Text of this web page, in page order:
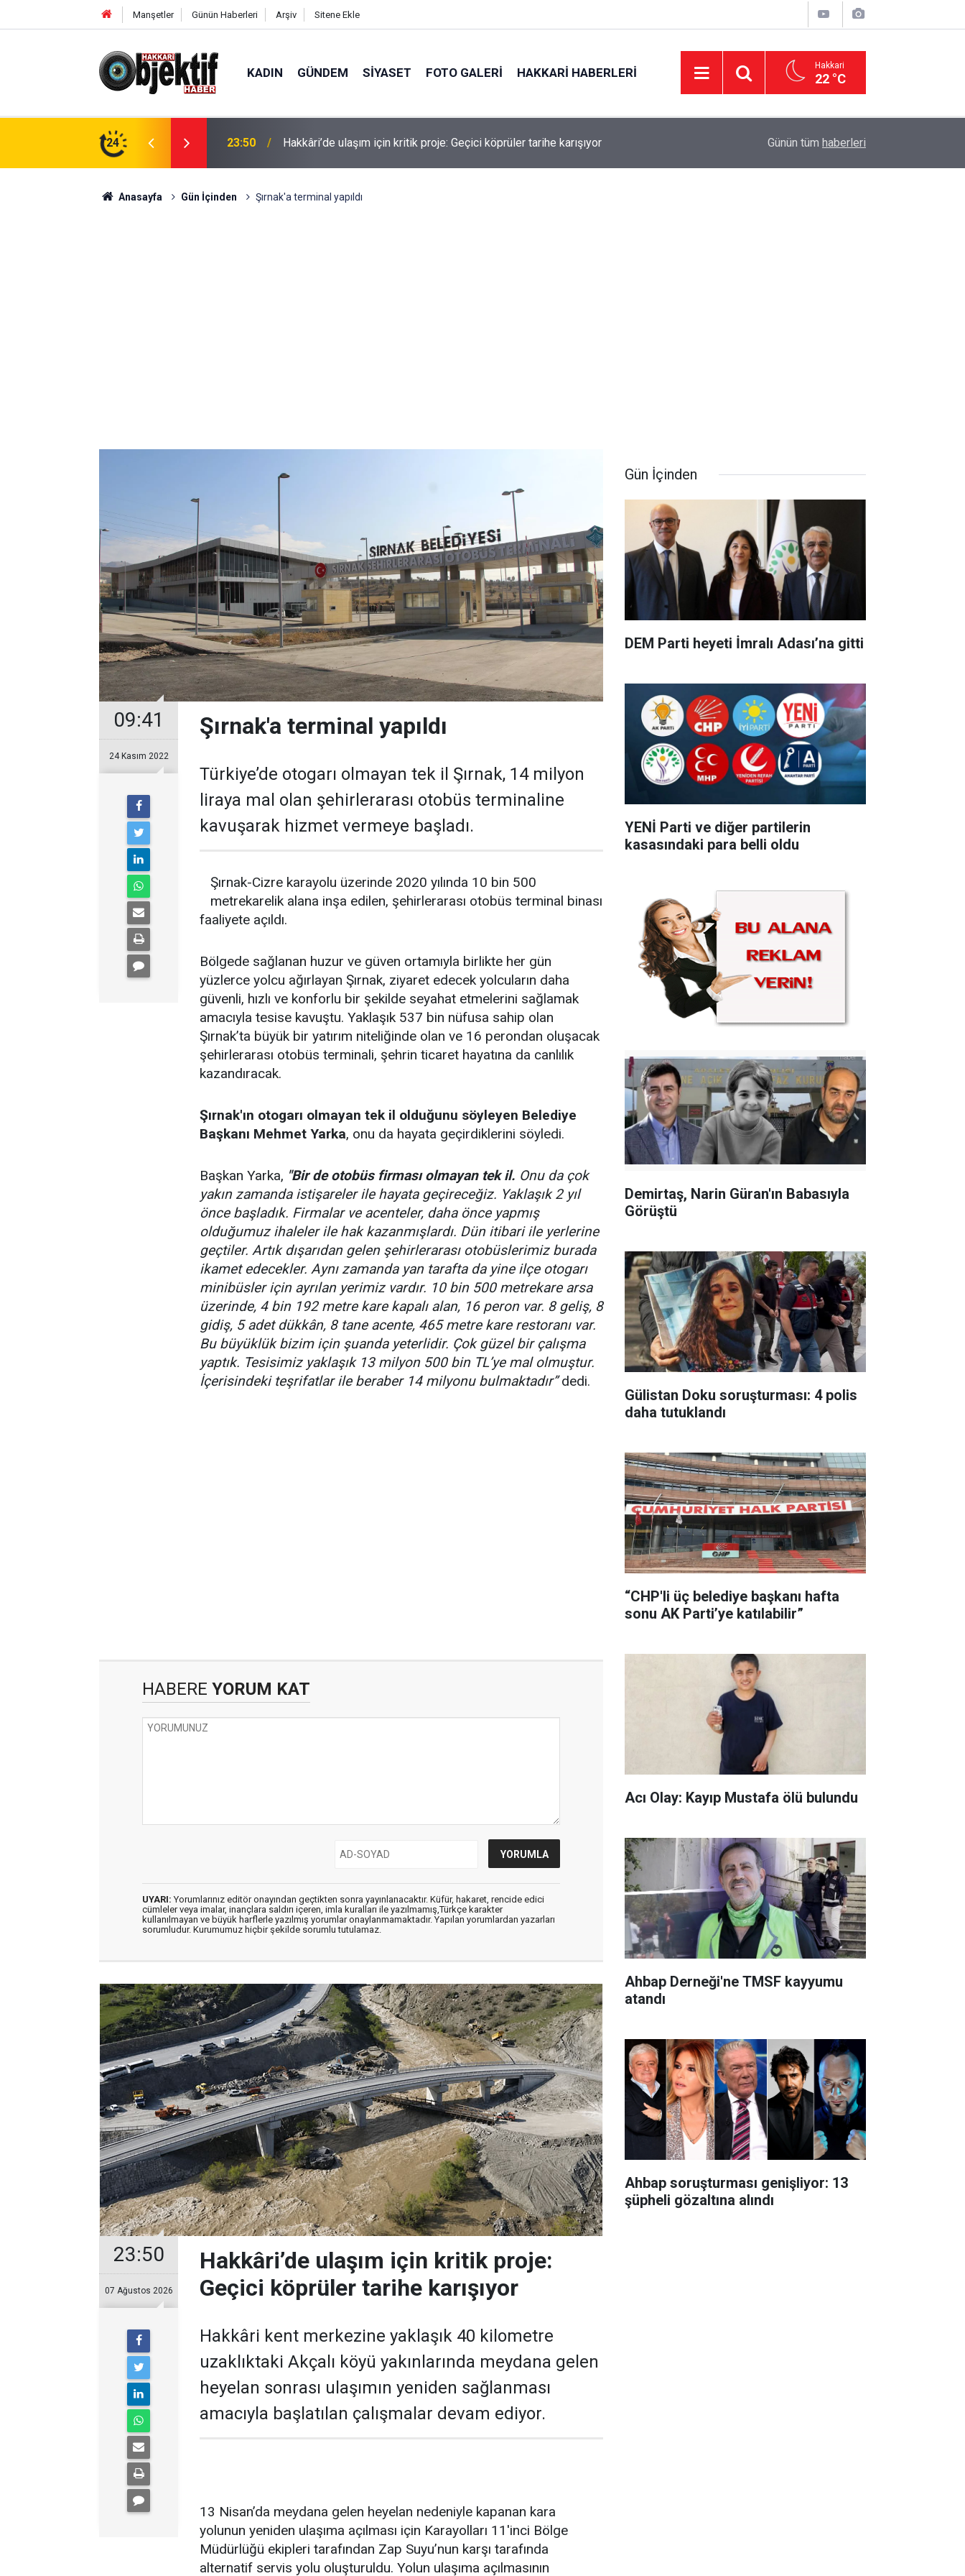
Manşetler Günün Haberleri Arşiv Sitene Ekle
KADIN GÜNDEM SIYASET FOTO GALERI HAKKARI HABERLERI Hakkari
22 °C
24
köprüler tarihe karışıyor 23:37 Hakkâri’de kaldırımlar işgal altında: Kira ödeyen esnaf patladı! Van'da silahlı kavga: 1'i ağır 6 kişi yaralandı
Günün tüm haberleri
Anasayfa Gün İçinden Şırnak'a terminal yapıldı
09:41
24 Kasım 2022
Şırnak'a terminal yapıldı
Türkiye’de otogarı olmayan tek il Şırnak, 14 milyon
liraya mal olan şehirlerarası otobüs terminaline
kavuşarak hizmet vermeye başladı.
Şırnak-Cizre karayolu üzerinde 2020 yılında 10 bin 500
metrekarelik alana inşa edilen, şehirlerarası otobüs terminal binası
faaliyete açıldı.
Bölgede sağlanan huzur ve güven ortamıyla birlikte her gün
yüzlerce yolcu ağırlayan Şırnak, ziyaret edecek yolcuların daha
güvenli, hızlı ve konforlu bir şekilde seyahat etmelerini sağlamak
amacıyla tesise kavuştu. Yaklaşık 537 bin nüfusa sahip olan
Şırnak’ta büyük bir yatırım niteliğinde olan ve 16 perondan oluşacak
şehirlerarası otobüs terminali, şehrin ticaret hayatına da canlılık
kazandıracak.
Şırnak'ın otogarı olmayan tek il olduğunu söyleyen Belediye
Başkanı Mehmet Yarka, onu da hayata geçirdiklerini söyledi.
Başkan Yarka, "Bir de otobüs firması olmayan tek il. Onu da çok
yakın zamanda istişareler ile hayata geçireceğiz. Yaklaşık 2 yıl
önce başladık. Firmalar ve acenteler, daha önce yapmış
olduğumuz ihaleler ile hak kazanmışlardı. Dün itibari ile yerlerine
geçtiler. Artık dışarıdan gelen şehirlerarası otobüslerimiz burada
ikamet edecekler. Aynı zamanda yan tarafta da yine ilçe otogarı
minibüsler için ayrılan yerimiz vardır. 10 bin 500 metrekare arsa
üzerinde, 4 bin 192 metre kare kapalı alan, 16 peron var. 8 geliş, 8
gidiş, 5 adet dükkân, 8 tane acente, 465 metre kare restoranı var.
Bu büyüklük bizim için şuanda yeterlidir. Çok güzel bir çalışma
yaptık. Tesisimiz yaklaşık 13 milyon 500 bin TL’ye mal olmuştur.
İçerisindeki teşrifatlar ile beraber 14 milyonu bulmaktadır”dedi.
HABERE YORUM KAT
UYARI: Yorumlarınız editör onayından geçtikten sonra yayınlanacaktır. Küfür, hakaret, rencide edici
cümleler veya imalar, inançlara saldırı içeren, imla kuralları ile yazılmamış,Türkçe karakter
kullanılmayan ve büyük harflerle yazılmış yorumlar onaylanmamaktadır. Yapılan yorumlardan yazarları
sorumludur. Kurumumuz hiçbir şekilde sorumlu tutulamaz.
23:50
07 Ağustos 2026
Hakkâri’de ulaşım için kritik proje:
Geçici köprüler tarihe karışıyor
Hakkâri kent merkezine yaklaşık 40 kilometre
uzaklıktaki Akçalı köyü yakınlarında meydana gelen
heyelan sonrası ulaşımın yeniden sağlanması
amacıyla başlatılan çalışmalar devam ediyor.
13 Nisan’da meydana gelen heyelan nedeniyle kapanan kara
yolunun yeniden ulaşıma açılması için Karayolları 11'inci Bölge
Müdürlüğü ekipleri tarafından Zap Suyu’nun karşı tarafında
alternatif servis yolu oluşturuldu. Yolun ulaşıma açılmasının
Gün İçinden
DEM Parti heyeti İmralı Adası’na gitti
YENİ Parti ve diğer partilerin
kasasındaki para belli oldu
Demirtaş, Narin Güran'ın Babasıyla
Görüştü
Gülistan Doku soruşturması: 4 polis
daha tutuklandı
“CHP'li üç belediye başkanı hafta
sonu AK Parti’ye katılabilir”
Acı Olay: Kayıp Mustafa ölü bulundu
Ahbap Derneği'ne TMSF kayyumu
atandı
Ahbap soruşturması genişliyor: 13
şüpheli gözaltına alındı